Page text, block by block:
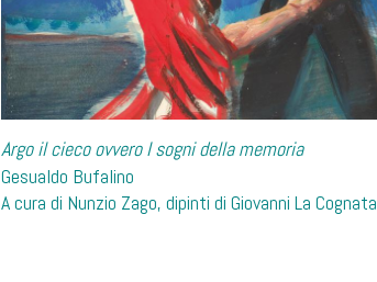
Argo il cieco ovvero I sogni della memoria
Gesualdo Bufalino
A cura di Nunzio Zago, dipinti di Giovanni La Cognata